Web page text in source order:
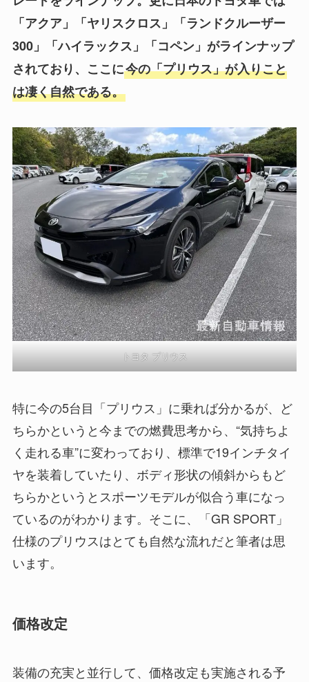
「アクア」「ヤリスクロス」「ランドクルーザー
300」「ハイラックス」「コペン」がラインナップ
されており、ここに今の「プリウス」が入りこと
は凄く自然である。
トヨタ プリウス
特に今の5台目「プリウス」に乗れば分かるが、ど
ちらかというと今までの燃費思考から、“気持ちよ
く走れる車”に変わっており、標準で19インチタイ
ヤを装着していたり、ボディ形状の傾斜からもど
ちらかというとスポーツモデルが似合う車になっ
ているのがわかります。そこに、「GR SPORT」
仕様のプリウスはとても自然な流れだと筆者は思
います。
価格改定
装備の充実と並行して、価格改定も実施される予